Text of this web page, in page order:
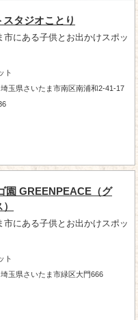
タジオことり
市にある子供とお出かけスポッ
ト
玉県さいたま市南区南浦和2-41-17
園 GREENPEACE（グ
市にある子供とお出かけスポッ
ト
玉県さいたま市緑区大門666